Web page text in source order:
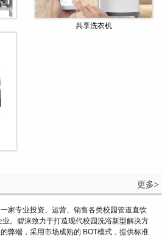
共享洗衣机
更多>
家专业投资、运营、销售各类校园管道直饮
。碧涞致力于打造现代校园洗浴新型解决方
弊端，采用市场成熟的 BOT模式，提供标准